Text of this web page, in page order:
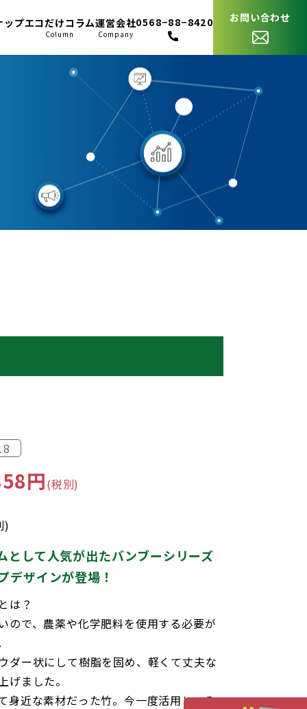
ップエコだけコラム
Column
運営会社
Company
0568−88−8420 お問い合わせ
円(税別)
)
として人気が出たバンブーシリーズ
デザインが登場！
は？
ので、農薬や化学肥料を使用する必要が
ダー状にして樹脂を固め、軽くて丈夫な
げました。
身近な素材だった竹。今一度活用してみ